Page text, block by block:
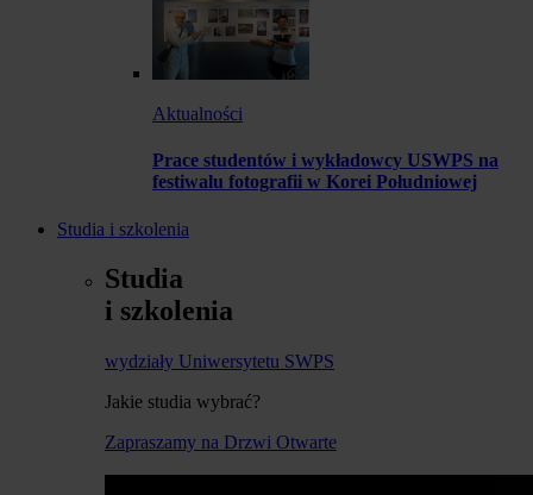
Aktualności
Prace studentów i wykładowcy USWPS na
festiwalu fotografii w Korei Południowej
Studia i szkolenia
Studia
i szkolenia
wydziały Uniwersytetu SWPS
Jakie studia wybrać?
Zapraszamy na Drzwi Otwarte